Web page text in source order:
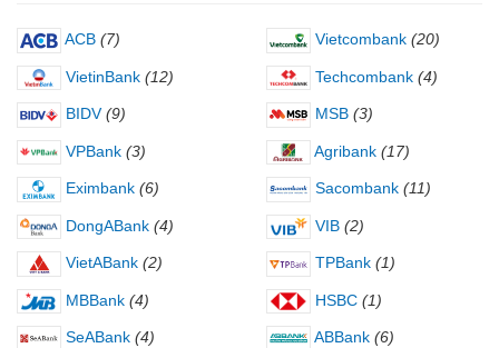
ACB (7) Vietcombank (20)
VietinBank (12) Techcombank (4)
BIDV (9) MSB (3)
VPBank (3) Agribank (17)
Eximbank (6) Sacombank (11)
DongABank (4) VIB (2)
VietABank (2) TPBank (1)
MBBank (4) HSBC (1)
SeABank (4) ABBank (6)